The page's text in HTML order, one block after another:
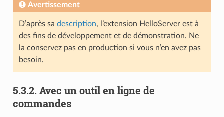
Avertissement
D’après sa description, l’extension HelloServer est à
des fins de développement et de démonstration. Ne
la conservez pas en production si vous n’en avez pas
besoin.
5.3.2. Avec un outil en ligne de
commandes